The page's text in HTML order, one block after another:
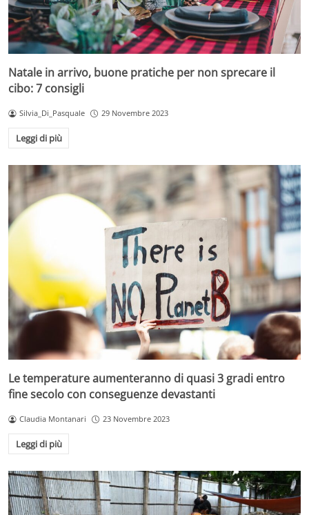
Natale in arrivo, buone pratiche per non sprecare il
cibo: 7 consigli
Silvia_Di_Pasquale 29 Novembre 2023
Leggi di più
Le temperature aumenteranno di quasi 3 gradi entro
fine secolo con conseguenze devastanti
Claudia Montanari 23 Novembre 2023
Leggi di più